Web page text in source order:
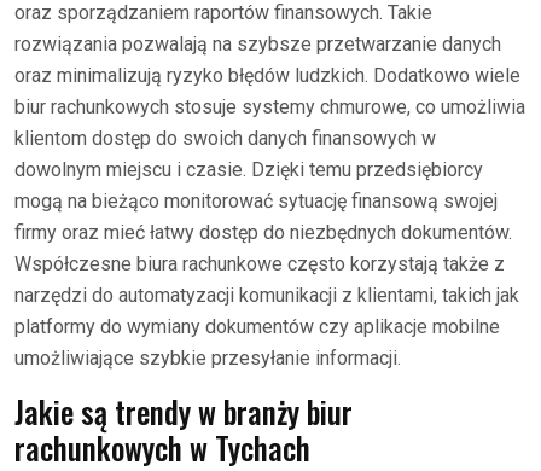
oraz sporządzaniem raportów finansowych. Takie
rozwiązania pozwalają na szybsze przetwarzanie danych
oraz minimalizują ryzyko błędów ludzkich. Dodatkowo wiele
biur rachunkowych stosuje systemy chmurowe, co umożliwia
klientom dostęp do swoich danych finansowych w
dowolnym miejscu i czasie. Dzięki temu przedsiębiorcy
mogą na bieżąco monitorować sytuację finansową swojej
firmy oraz mieć łatwy dostęp do niezbędnych dokumentów.
Współczesne biura rachunkowe często korzystają także z
narzędzi do automatyzacji komunikacji z klientami, takich jak
platformy do wymiany dokumentów czy aplikacje mobilne
umożliwiające szybkie przesyłanie informacji.
Jakie są trendy w branży biur
rachunkowych w Tychach